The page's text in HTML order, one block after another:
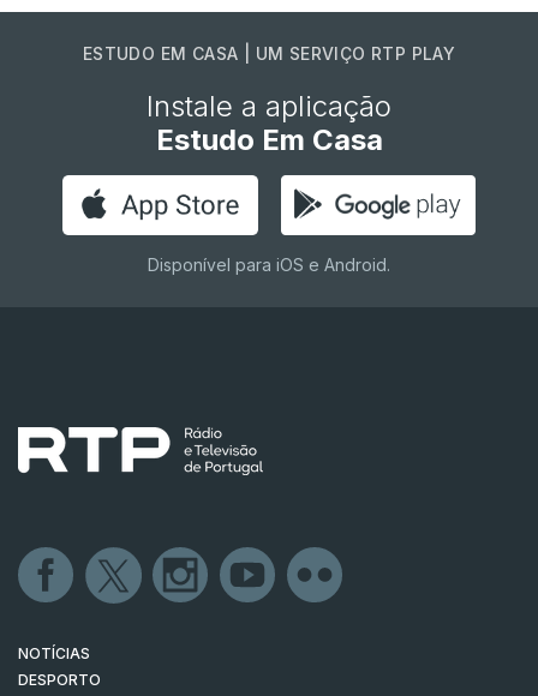
ESTUDO EM CASA | UM SERVIÇO RTP PLAY
Instale a aplicação
Estudo Em Casa
Disponível para iOS e Android.
NOTÍCIAS
DESPORTO